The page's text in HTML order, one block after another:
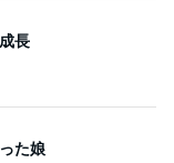
長
た娘